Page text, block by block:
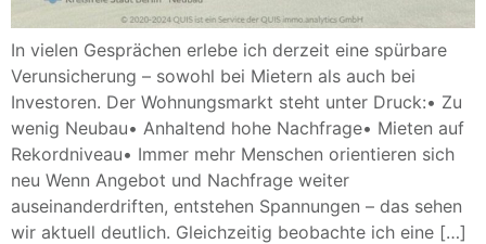
In vielen Gesprächen erlebe ich derzeit eine spürbare
Verunsicherung – sowohl bei Mietern als auch bei
Investoren. Der Wohnungsmarkt steht unter Druck:• Zu
wenig Neubau• Anhaltend hohe Nachfrage• Mieten auf
Rekordniveau• Immer mehr Menschen orientieren sich
neu Wenn Angebot und Nachfrage weiter
auseinanderdriften, entstehen Spannungen – das sehen
wir aktuell deutlich. Gleichzeitig beobachte ich eine […]